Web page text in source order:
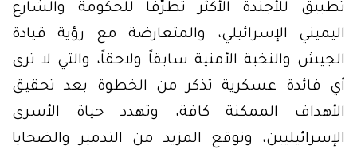
تطبيق للأجندة الأكثر تطرّفاً للحكومة والشارع
اليميني الإسرائيلي، والمتعارضة مع رؤية قيادة
الجيش والنخبة الأمنية سابقاً ولاحقاً، والتي لا ترى
أي فائدة عسكرية تذكر من الخطوة بعد تحقيق
الأهداف الممكنة كافة، وتهدد حياة الأسرى
الإسرائيليين، وتوقع المزيد من التدمير والضحايا